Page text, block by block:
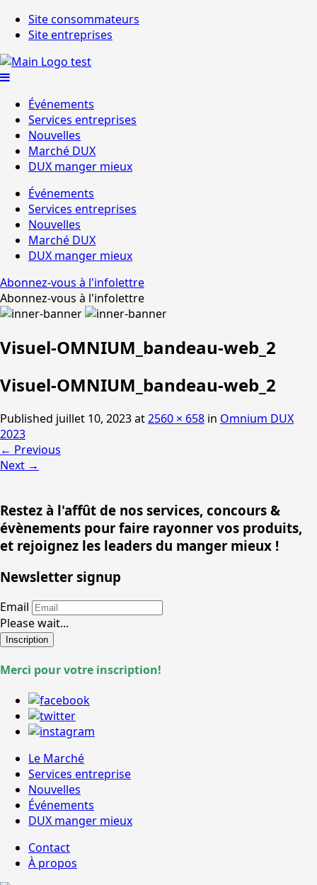
Site consommateurs
Site entreprises
Événements
Services entreprises
Nouvelles
Marché DUX
DUX manger mieux
Événements
Services entreprises
Nouvelles
Marché DUX
DUX manger mieux
Abonnez-vous à l'infolettre
Abonnez-vous à l'infolettre
Visuel-OMNIUM_bandeau-web_2
Visuel-OMNIUM_bandeau-web_2
Published juillet 10, 2023at2560 × 658 in Omnium DUX
2023
← Previous
Next →
Restez à l'affût de nos services, concours &
évènements pour faire rayonner vos produits,
et rejoignez les leaders du manger mieux !
Newsletter signup
Email
Please wait...
Inscription
Merci pour votre inscription!
Le Marché
Services entreprise
Nouvelles
Événements
DUX manger mieux
Contact
À propos